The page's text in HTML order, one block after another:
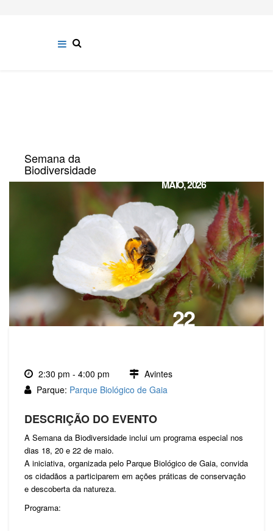
Semana da
Biodiversidade
MAIO, 2026
22
2:30 pm - 4:00 pm
Avintes
Parque: Parque Biológico de Gaia
DESCRIÇÃO DO EVENTO
A Semana da Biodiversidade inclui um programa especial nos
dias 18, 20 e 22 de maio.
A iniciativa, organizada pelo Parque Biológico de Gaia, convida
os cidadãos a participarem em ações práticas de conservação
e descoberta da natureza.
Programa: